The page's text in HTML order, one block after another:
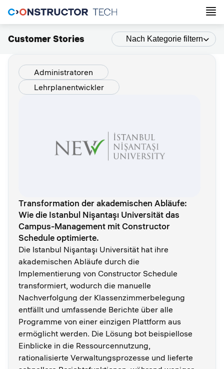
Customer Stories Nach Kategorie filtern
Administratoren
Lehrplanentwickler
Transformation der akademischen Abläufe:
Wie die Istanbul Nişantaşı Universität das
Campus-Management mit Constructor
Schedule optimierte.
Die Istanbul Nişantaşı Universität hat ihre
akademischen Abläufe durch die
Implementierung von Constructor Schedule
transformiert, wodurch die manuelle
Nachverfolgung der Klassenzimmerbelegung
entfällt und umfassende Berichte über alle
Programme von einer einzigen Plattform aus
ermöglicht werden. Die Lösung bot beispiellose
Einblicke in die Ressourcennutzung,
rationalisierte Verwaltungsprozesse und lieferte